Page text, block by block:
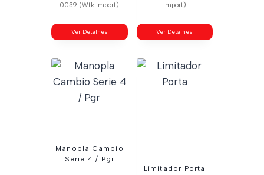
0039 (Wtk Import)
Ver Detalhes
Import)
Ver Detalhes
Manopla Cambio
Serie 4 / Pgr
Limitador Porta